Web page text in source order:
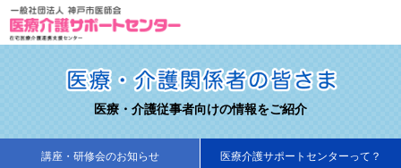
医療・介護従事者向けの情報をご紹介
講座・研修会のお知らせ 医療介護サポートセンターって？